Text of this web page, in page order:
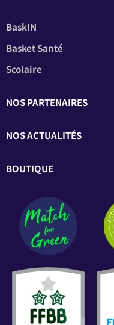
BaskIN
Basket Santé
Scolaire
NOS PARTENAIRES
NOS ACTUALITÉS
BOUTIQUE